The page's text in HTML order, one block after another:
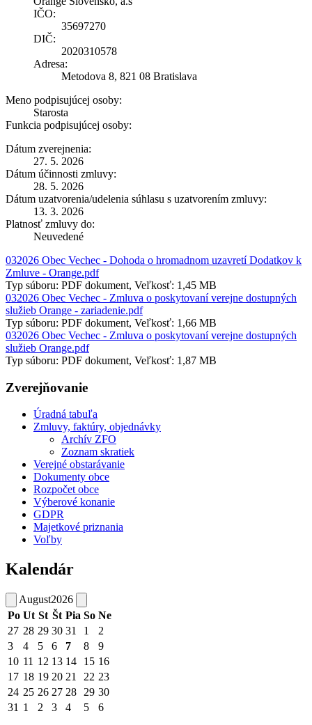
IČO:
35697270
DIČ:
2020310578
Adresa:
Metodova 8, 821 08 Bratislava
Meno podpisujúcej osoby:
Starosta
Funkcia podpisujúcej osoby:
Dátum zverejnenia:
27. 5. 2026
Dátum účinnosti zmluvy:
28. 5. 2026
Dátum uzatvorenia/udelenia súhlasu s uzatvorením zmluvy:
13. 3. 2026
Platnosť zmluvy do:
Neuvedené
032026 Obec Vechec - Dohoda o hromadnom uzavretí Dodatkov k
Zmluve - Orange.pdf
Typ súboru: PDF dokument, Veľkosť: 1,45 MB
032026 Obec Vechec - Zmluva o poskytovaní verejne dostupných
služieb Orange - zariadenie.pdf
Typ súboru: PDF dokument, Veľkosť: 1,66 MB
032026 Obec Vechec - Zmluva o poskytovaní verejne dostupných
služieb Orange.pdf
Typ súboru: PDF dokument, Veľkosť: 1,87 MB
Zverejňovanie
Úradná tabuľa
Zmluvy, faktúry, objednávky
Archív ZFO
Zoznam skratiek
Verejné obstarávanie
Dokumenty obce
Rozpočet obce
Výberové konanie
GDPR
Majetkové priznania
Voľby
Kalendár
August2026
Po Ut St Št Pia So Ne
27 28 29 30 31 1
2
3
4 5 6 7 8
9
10 11 12 13 14 15 16
17 18 19 20 21 22 23
24 25 26 27 28 29 30
31 1 2 3 4 5 6